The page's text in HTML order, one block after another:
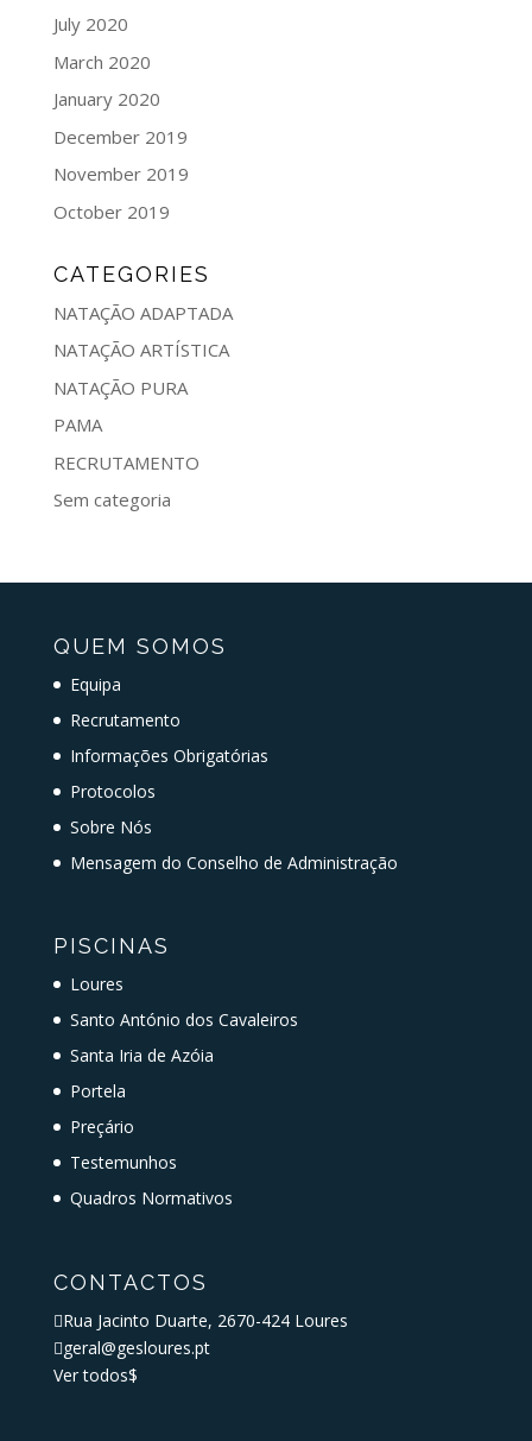
July 2020
March 2020
January 2020
December 2019
November 2019
October 2019
CATEGORIES
NATAÇÃO ADAPTADA
NATAÇÃO ARTÍSTICA
NATAÇÃO PURA
PAMA
RECRUTAMENTO
Sem categoria
QUEM SOMOS
Equipa
Recrutamento
Informações Obrigatórias
Protocolos
Sobre Nós
Mensagem do Conselho de Administração
PISCINAS
Loures
Santo António dos Cavaleiros
Santa Iria de Azóia
Portela
Preçário
Testemunhos
Quadros Normativos
CONTACTOS
Rua Jacinto Duarte, 2670-424 Loures
geral@gesloures.pt
Ver todos$